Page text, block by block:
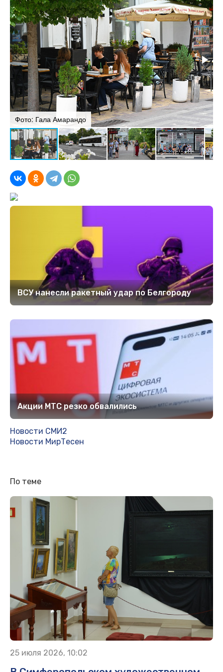
Фото: Гала Амарандо
ВСУ нанесли ракетный удар по Белгороду
Акции МТС резко обвалились
Новости СМИ2
Новости МирТесен
По теме
25 июля 2026, 10:02